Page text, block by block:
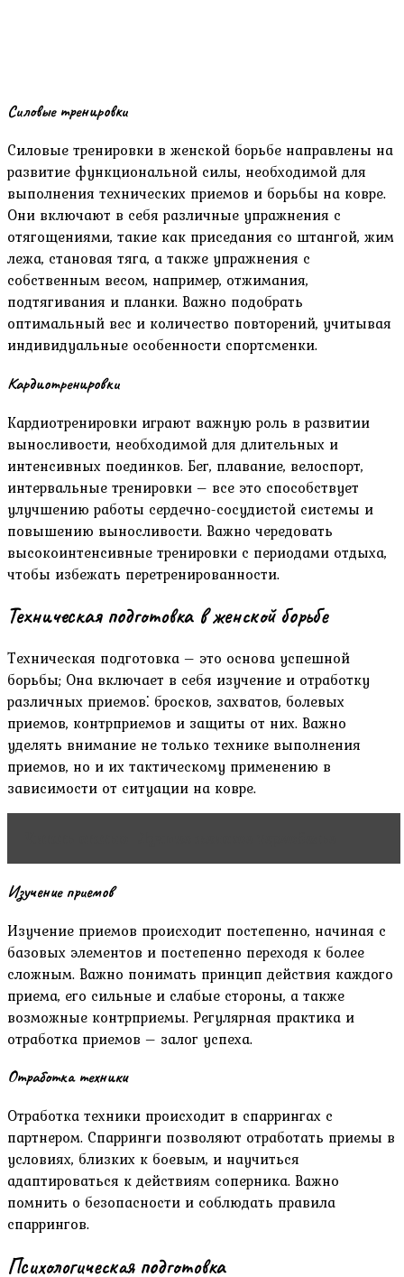
Силовые тренировки
Силовые тренировки в женской борьбе направлены на
развитие функциональной силы, необходимой для
выполнения технических приемов и борьбы на ковре.
Они включают в себя различные упражнения с
отягощениями, такие как приседания со штангой, жим
лежа, становая тяга, а также упражнения с
собственным весом, например, отжимания,
подтягивания и планки. Важно подобрать
оптимальный вес и количество повторений, учитывая
индивидуальные особенности спортсменки.
Кардиотренировки
Кардиотренировки играют важную роль в развитии
выносливости, необходимой для длительных и
интенсивных поединков. Бег, плавание, велоспорт,
интервальные тренировки – все это способствует
улучшению работы сердечно-сосудистой системы и
повышению выносливости. Важно чередовать
высокоинтенсивные тренировки с периодами отдыха,
чтобы избежать перетренированности.
Техническая подготовка в женской борьбе
Техническая подготовка – это основа успешной
борьбы; Она включает в себя изучение и отработку
различных приемов⁚ бросков, захватов, болевых
приемов, контрприемов и защиты от них. Важно
уделять внимание не только технике выполнения
приемов, но и их тактическому применению в
зависимости от ситуации на ковре.
Изучение приемов
Изучение приемов происходит постепенно, начиная с
базовых элементов и постепенно переходя к более
сложным. Важно понимать принцип действия каждого
приема, его сильные и слабые стороны, а также
возможные контрприемы. Регулярная практика и
отработка приемов – залог успеха.
Отработка техники
Отработка техники происходит в спаррингах с
партнером. Спарринги позволяют отработать приемы в
условиях, близких к боевым, и научиться
адаптироваться к действиям соперника. Важно
помнить о безопасности и соблюдать правила
спаррингов.
Психологическая подготовка